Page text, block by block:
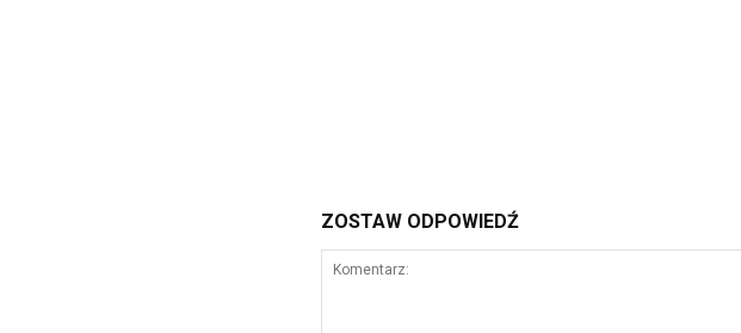
ZOSTAW ODPOWIEDŹ